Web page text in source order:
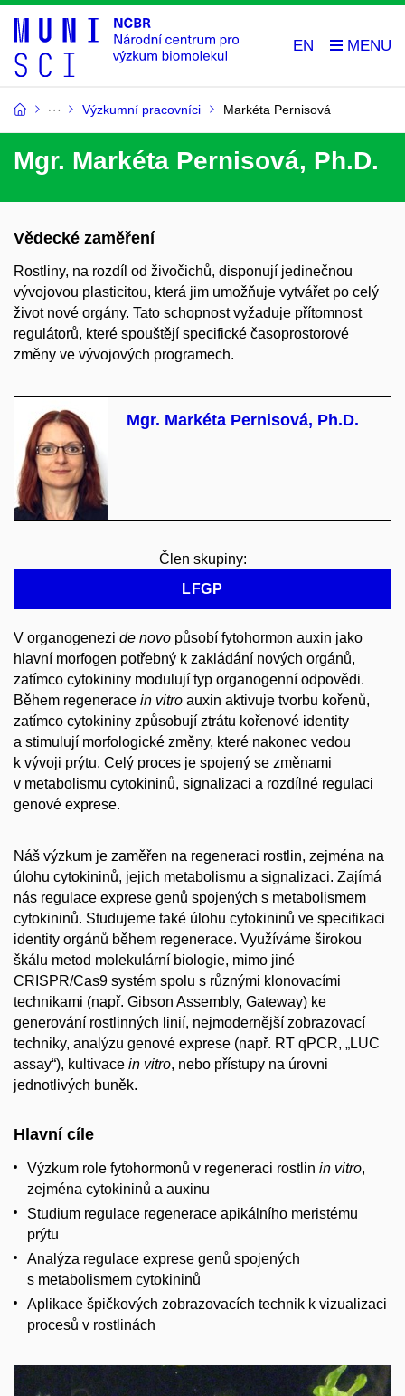
EN
Výzkumní pracovníci Markéta Pernisová
Mgr. Markéta Pernisová, Ph.D.
Vědecké zaměření
Rostliny, na rozdíl od živočichů, disponují jedinečnou
vývojovou plasticitou, která jim umožňuje vytvářet po celý
život nové orgány. Tato schopnost vyžaduje přítomnost
regulátorů, které spouštějí specifické časoprostorové
změny ve vývojových programech.
Mgr. Markéta Pernisová, Ph.D.
Člen skupiny:
LFGP
V organogenezi de novo působí fytohormon auxin jako
hlavní morfogen potřebný k zakládání nových orgánů,
zatímco cytokininy modulují typ organogenní odpovědi.
Během regenerace in vitro auxin aktivuje tvorbu kořenů,
zatímco cytokininy způsobují ztrátu kořenové identity
a stimulují morfologické změny, které nakonec vedou
k vývoji prýtu. Celý proces je spojený se změnami
v metabolismu cytokininů, signalizaci a rozdílné regulaci
genové exprese.
Náš výzkum je zaměřen na regeneraci rostlin, zejména na
úlohu cytokininů, jejich metabolismu a signalizaci. Zajímá
nás regulace exprese genů spojených s metabolismem
cytokininů. Studujeme také úlohu cytokininů ve specifikaci
identity orgánů během regenerace. Využíváme širokou
škálu metod molekulární biologie, mimo jiné
CRISPR/Cas9 systém spolu s různými klonovacími
technikami (např. Gibson Assembly, Gateway) ke
generování rostlinných linií, nejmodernější zobrazovací
techniky, analýzu genové exprese (např. RT qPCR, „LUC
assay“), kultivace in vitro, nebo přístupy na úrovni
jednotlivých buněk.
Hlavní cíle
Výzkum role fytohormonů v regeneraci rostlin in vitro,
zejména cytokininů a auxinu
Studium regulace regenerace apikálního meristému
prýtu
Analýza regulace exprese genů spojených
s metabolismem cytokininů
Aplikace špičkových zobrazovacích technik k vizualizaci
procesů v rostlinách